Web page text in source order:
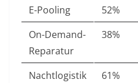
E-Pooling
52%
On-Demand-
Reparatur
38%
Nachtlogistik 61%